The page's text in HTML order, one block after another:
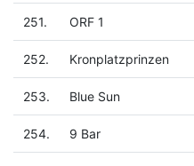
251. ORF 1
252. Kronplatzprinzen
253. Blue Sun
254. 9 Bar